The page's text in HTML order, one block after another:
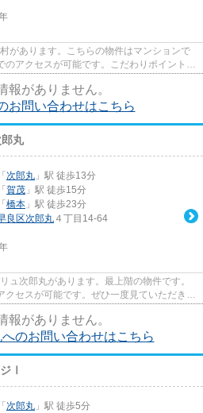
があります。こちらの物件はマンションで
アクセスが可能です。こだわりポイント満
報がありません。
お問い合わせはこちら
丸
「 次郎丸 」駅 徒歩13分
「 賀茂 」駅 徒歩15分
「 橋本 」駅 徒歩23分
良区次郎丸 ４丁目14-64
ュ次郎丸があります。最上階の物件です。
セスが可能です。ぜひ一度見ていただきた
報がありません。
のお問い合わせはこちら
Ⅰ
「 次郎丸 」駅 徒歩5分